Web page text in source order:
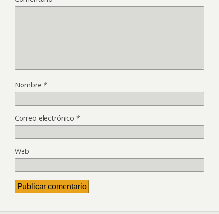
Nombre *
Correo electrónico *
Web